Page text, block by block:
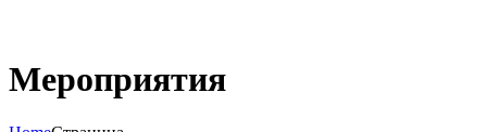
Мероприятия